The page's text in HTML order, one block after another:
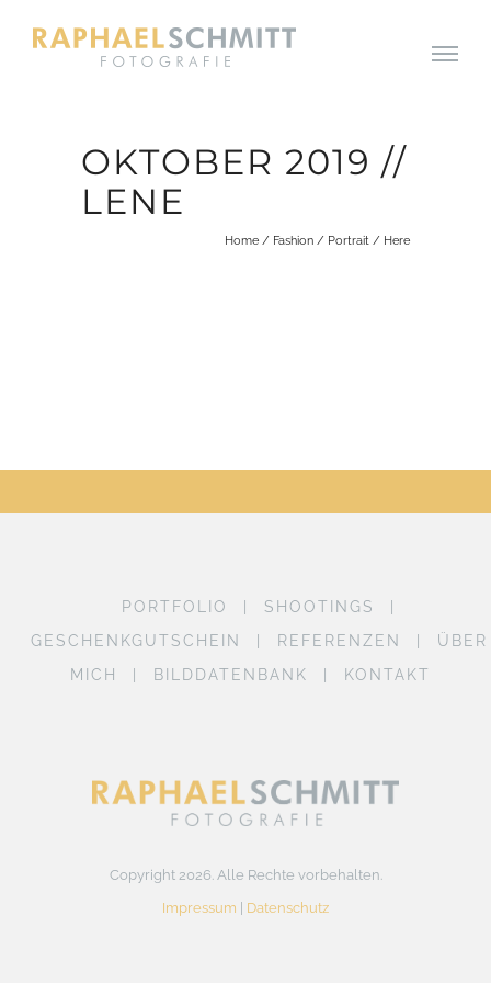
OKTOBER 2019 //
LENE
Home / Fashion / Portrait / Here
PORTFOLIO
SHOOTINGS
GESCHENKGUTSCHEIN
REFERENZEN
ÜBER
MICH
BILDDATENBANK KONTAKT
Copyright 2026. Alle Rechte vorbehalten.
Impressum
Datenschutz